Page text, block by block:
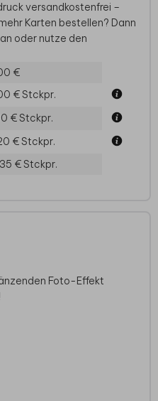
versandkostenfrei –
Karten bestellen? Dann
oder nutze den
€
€Stckpr.
€Stckpr.
€Stckpr.
€Stckpr.
Foto-Effekt
mit